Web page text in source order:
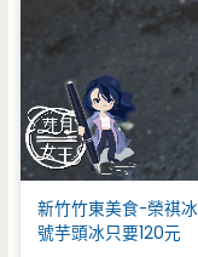
新竹竹東美食-榮祺
號芋頭冰只要120元